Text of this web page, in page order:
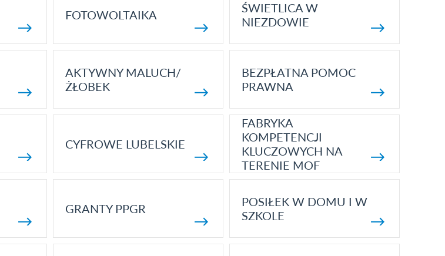
FOTOWOLTAIKA
ŚWIETLICA W
NIEZDOWIE
AKTYWNY MALUCH/
ŻŁOBEK
BEZPŁATNA POMOC
PRAWNA
CYFROWE LUBELSKIE
FABRYKA
KOMPETENCJI
KLUCZOWYCH NA
TERENIE MOF
GRANTY PPGR
POSIŁEK W DOMU I W
SZKOLE